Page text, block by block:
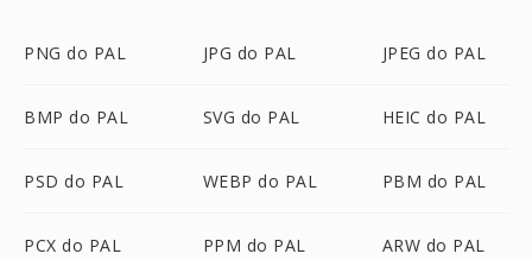
PNG do PAL JPG do PAL JPEG do PAL
BMP do PAL SVG do PAL HEIC do PAL
PSD do PAL WEBP do PAL PBM do PAL
PCX do PAL PPM do PAL ARW do PAL